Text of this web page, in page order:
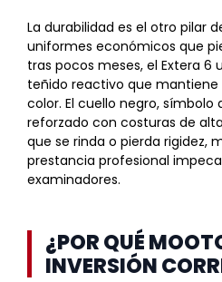
La durabilidad es el otro pilar
uniformes económicos que
tras pocos meses, el Extera 6
teñido reactivo que mantiene
color. El cuello negro, símbolo
reforzado con costuras de
que se rinda o pierda rigidez,
prestancia profesional
examinadores.
¿POR QUÉ
INVERSIÓN